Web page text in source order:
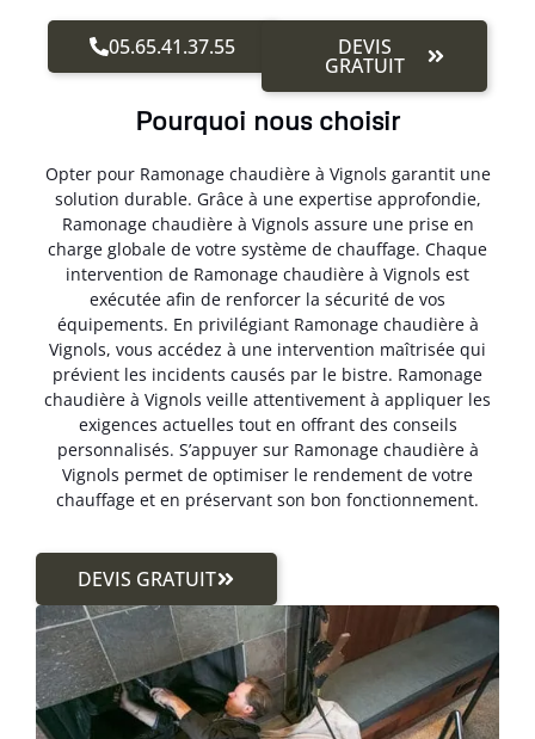
05.65.41.37.55 DEVIS
GRATUIT
Pourquoi nous choisir
Opter pour Ramonage chaudière à Vignols garantit une
solution durable. Grâce à une expertise approfondie,
Ramonage chaudière à Vignols assure une prise en
charge globale de votre système de chauffage. Chaque
intervention de Ramonage chaudière à Vignols est
exécutée afin de renforcer la sécurité de vos
équipements. En privilégiant Ramonage chaudière à
Vignols, vous accédez à une intervention maîtrisée qui
prévient les incidents causés par le bistre. Ramonage
chaudière à Vignols veille attentivement à appliquer les
exigences actuelles tout en offrant des conseils
personnalisés. S’appuyer sur Ramonage chaudière à
Vignols permet de optimiser le rendement de votre
chauffage et en préservant son bon fonctionnement.
DEVIS GRATUIT